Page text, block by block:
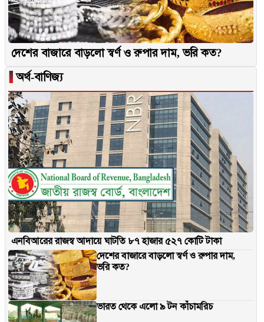
দেশের বাজারে বাড়লো স্বর্ণ ও রুপার দাম, ভরি কত?
▐অর্থ-বাণিজ্য
এনবিআরের রাজস্ব আদায়ে ঘাটতি ৮৭ হাজার ৫২৭ কোটি টাকা
দেশের বাজারে বাড়লো স্বর্ণ ও রুপার দাম,
ভরি কত?
ভারত থেকে এলো ৯ টন কাঁচামরিচ